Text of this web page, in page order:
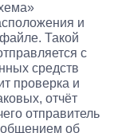
и
Такой
с
средств
проверка и
отчёт
отправитель
об